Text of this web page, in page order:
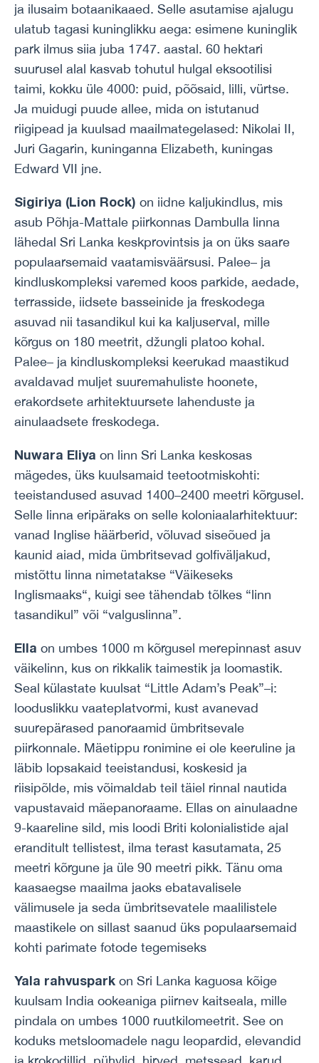
ja ilusaim botaanikaaed. Selle asutamise ajalugu
ulatub tagasi kuninglikku aega: esimene kuninglik
park ilmus siia juba 1747. aastal. 60 hektari
suurusel alal kasvab tohutul hulgal eksootilisi
taimi, kokku üle 4000: puid, põõsaid, lilli, vürtse.
Ja muidugi puude allee, mida on istutanud
riigipead ja kuulsad maailmategelased: Nikolai II,
Juri Gagarin, kuninganna Elizabeth, kuningas
Edward VII jne.
Sigiriya (Lion Rock) on iidne kaljukindlus, mis
asub Põhja-Mattale piirkonnas Dambulla linna
lähedal Sri Lanka keskprovintsis ja on üks saare
populaarsemaid vaatamisväärsusi. Palee– ja
kindluskompleksi varemed koos parkide, aedade,
terrasside, iidsete basseinide ja freskodega
asuvad nii tasandikul kui ka kaljuserval, mille
kõrgus on 180 meetrit, džungli platoo kohal.
Palee– ja kindluskompleksi keerukad maastikud
avaldavad muljet suuremahuliste hoonete,
erakordsete arhitektuursete lahenduste ja
ainulaadsete freskodega.
Nuwara Eliya on linn Sri Lanka keskosas
mägedes, üks kuulsamaid teetootmiskohti:
teeistandused asuvad 1400–2400 meetri kõrgusel.
Selle linna eripäraks on selle koloniaalarhitektuur:
vanad Inglise häärberid, võluvad siseõued ja
kaunid aiad, mida ümbritsevad golfiväljakud,
mistõttu linna nimetatakse “Väikeseks
Inglismaaks“, kuigi see tähendab tõlkes “linn
tasandikul” või “valguslinna”.
Ella on umbes 1000 m kõrgusel merepinnast asuv
väikelinn, kus on rikkalik taimestik ja loomastik.
Seal külastate kuulsat “Little Adam’s Peak”–i:
looduslikku vaateplatvormi, kust avanevad
suurepärased panoraamid ümbritsevale
piirkonnale. Mäetippu ronimine ei ole keeruline ja
läbib lopsakaid teeistandusi, koskesid ja
riisipõlde, mis võimaldab teil täiel rinnal nautida
vapustavaid mäepanoraame. Ellas on ainulaadne
9-kaareline sild, mis loodi Briti kolonialistide ajal
eranditult tellistest, ilma terast kasutamata, 25
meetri kõrgune ja üle 90 meetri pikk. Tänu oma
kaasaegse maailma jaoks ebatavalisele
välimusele ja seda ümbritsevatele maalilistele
maastikele on sillast saanud üks populaarsemaid
kohti parimate fotode tegemiseks
Yala rahvuspark on Sri Lanka kaguosa kõige
kuulsam India ookeaniga piirnev kaitseala, mille
pindala on umbes 1000 ruutkilomeetrit. See on
koduks metsloomadele nagu leopardid, elevandid